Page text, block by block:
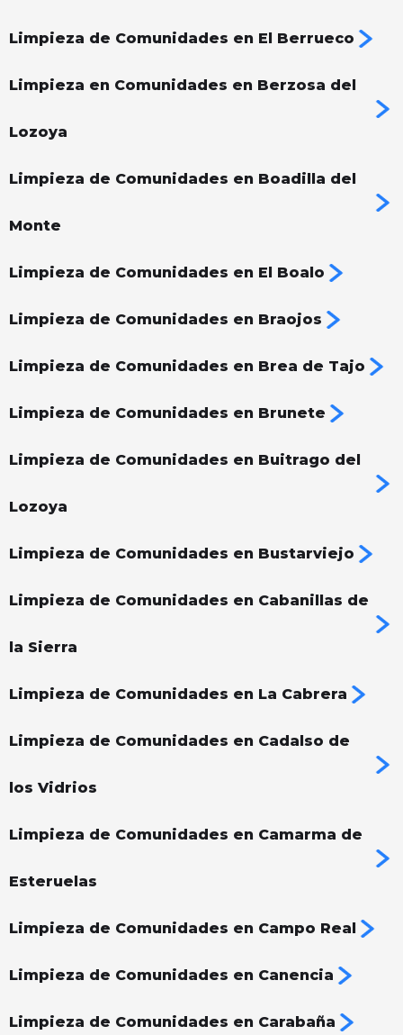
Limpieza de Comunidades en El Berrueco
Limpieza en Comunidades en Berzosa del
Lozoya
Limpieza de Comunidades en Boadilla del
Monte
Limpieza de Comunidades en El Boalo
Limpieza de Comunidades en Braojos
Limpieza de Comunidades en Brea de Tajo
Limpieza de Comunidades en Brunete
Limpieza de Comunidades en Buitrago del
Lozoya
Limpieza de Comunidades en Bustarviejo
Limpieza de Comunidades en Cabanillas de
la Sierra
Limpieza de Comunidades en La Cabrera
Limpieza de Comunidades en Cadalso de
los Vidrios
Limpieza de Comunidades en Camarma de
Esteruelas
Limpieza de Comunidades en Campo Real
Limpieza de Comunidades en Canencia
Limpieza de Comunidades en Carabaña